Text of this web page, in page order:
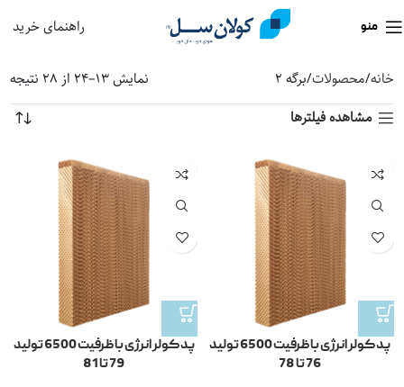
منو راهنمای خرید
خانه محصولات برگه 2
نمایش 13–24 از 28 نتیجه
مشاهده فیلترها
پد کولر انرژی با ظرفیت 6500 تولید
76 تا 78
پد کولر انرژی با ظرفیت 6500 تولید
79 تا 81